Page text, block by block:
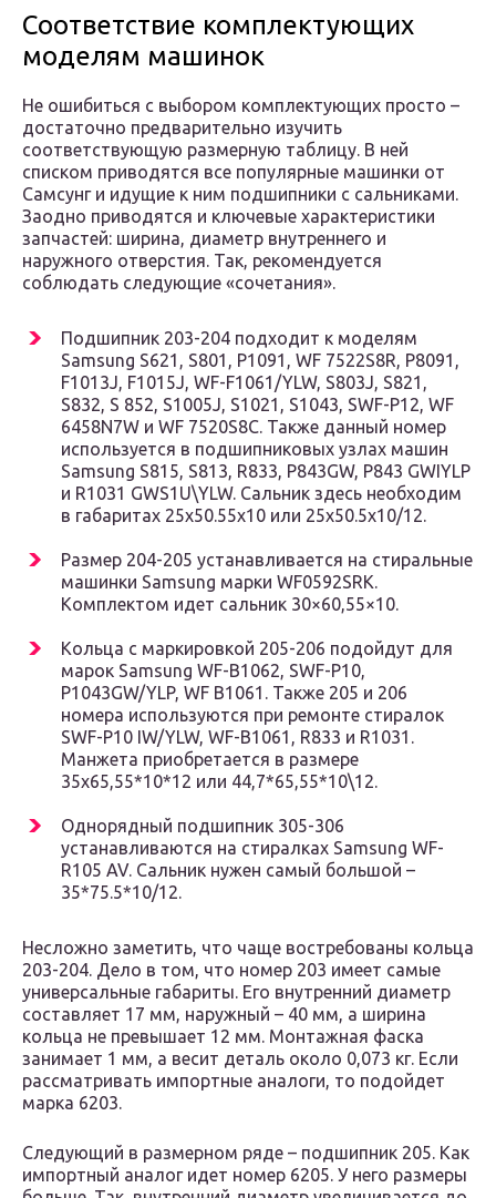
Соответствие комплектующих
моделям машинок
Не ошибиться с выбором комплектующих просто –
достаточно предварительно изучить
соответствующую размерную таблицу. В ней
списком приводятся все популярные машинки от
Самсунг и идущие к ним подшипники с сальниками.
Заодно приводятся и ключевые характеристики
запчастей: ширина, диаметр внутреннего и
наружного отверстия. Так, рекомендуется
соблюдать следующие «сочетания».
Подшипник 203-204 подходит к моделям
Samsung S621, S801, P1091, WF 7522S8R, P8091,
F1013J, F1015J, WF-F1061/YLW, S803J, S821,
S832, S 852, S1005J, S1021, S1043, SWF-P12, WF
6458N7W и WF 7520S8C. Также данный номер
используется в подшипниковых узлах машин
Samsung S815, S813, R833, P843GW, P843 GWIYLP
и R1031 GWS1U\YLW. Сальник здесь необходим
в габаритах 25х50.55х10 или 25х50.5х10/12.
Размер 204-205 устанавливается на стиральные
машинки Samsung марки WF0592SRK.
Комплектом идет сальник 30×60,55×10.
Кольца с маркировкой 205-206 подойдут для
марок Samsung WF-B1062, SWF-P10,
P1043GW/YLP, WF B1061. Также 205 и 206
номера используются при ремонте стиралок
SWF-P10 IW/YLW, WF-B1061, R833 и R1031.
Манжета приобретается в размере
35х65,55*10*12 или 44,7*65,55*10\12.
Однорядный подшипник 305-306
устанавливаются на стиралках Samsung WF-
R105 AV. Сальник нужен самый большой –
35*75.5*10/12.
Несложно заметить, что чаще востребованы кольца
203-204. Дело в том, что номер 203 имеет самые
универсальные габариты. Его внутренний диаметр
составляет 17 мм, наружный – 40 мм, а ширина
кольца не превышает 12 мм. Монтажная фаска
занимает 1 мм, а весит деталь около 0,073 кг. Если
рассматривать импортные аналоги, то подойдет
марка 6203.
Следующий в размерном ряде – подшипник 205. Как
импортный аналог идет номер 6205. У него размеры